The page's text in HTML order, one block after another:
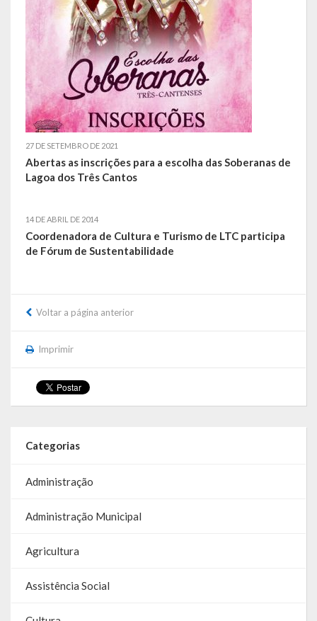
Contas – TCE
Relatório Anual de Gestão
Editais de Concursos/Processos Seletivos
Editais de Licitações
LicitaCon Cidadão
Prestação de Contas
Legislativo
RPPS
LOA
LDO
Transparência
Apresentação
27 DE SETEMBRO DE 2021
Abertas as inscrições para a escolha das Soberanas de
Lagoa dos Três Cantos
14 DE ABRIL DE 2014
Coordenadora de Cultura e Turismo de LTC participa
de Fórum de Sustentabilidade
Voltar a página anterior
Imprimir
Categorias
Administração
Administração Municipal
Agricultura
Assistência Social